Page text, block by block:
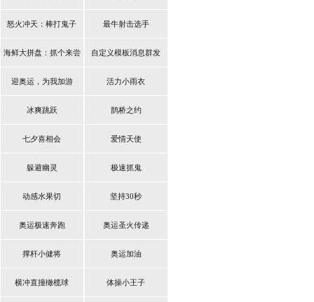
怒火冲天：棒打鬼子 最牛射击选手
海鲜大拼盘：抓个来尝
鲜
自定义模板消息群发
迎奥运，为我加游 活力小雨衣
冰爽跳跃 鹊桥之约
七夕喜相会 爱情天使
躲避幽灵 极速抓鬼
动感水果切 坚持30秒
奥运极速奔跑 奥运圣火传递
撑杆小健将 奥运加油
横冲直撞橄榄球 体操小王子